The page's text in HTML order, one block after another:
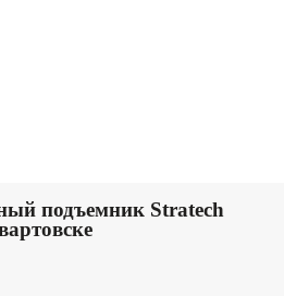
подъемник Stratech